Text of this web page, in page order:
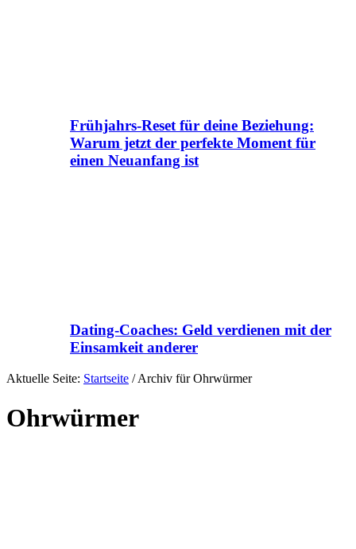
Frühjahrs-Reset für deine Beziehung:
Warum jetzt der perfekte Moment für
einen Neuanfang ist
Dating-Coaches: Geld verdienen mit der
Einsamkeit anderer
Aktuelle Seite: Startseite /Archiv für Ohrwürmer
Ohrwürmer